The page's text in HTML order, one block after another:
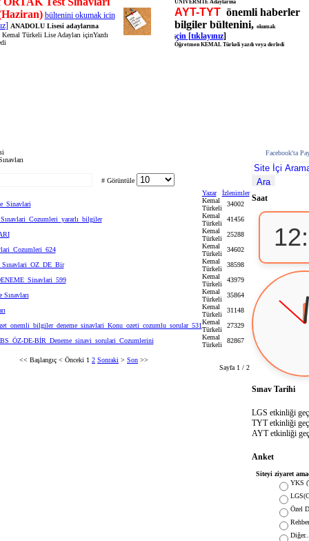
bültenini okumak icin
] ANADOLU Lisesi adaylarına
Kemal Türkeli Lise Adayları içinYazdı
ÜNİVERSİTE Adaylarına
AYT-TYT önemli haberler
bilgiler bültenini, okumak
için [tıklayınız]
Öğretmen KEMAL Türkeli yazdı veya derledi
# Görüntüle
Yazar
İzlenimler
Kemal
Türkeli
34002
Kemal
Türkeli
41456
Kemal
Türkeli
25288
Kemal
Türkeli
34602
Kemal
Türkeli
38598
Kemal
Türkeli
43979
Sınavları
Kemal
Türkeli
35864
Kemal
Türkeli
31148
Kemal
Türkeli
27329
DE-BİR_Deneme_sinavi_sorulari_Cozumlerini
Kemal
Türkeli
82867
<< Başlangıç < Önceki 1 2 Sonraki > Son >>
Sayfa 1 / 2
Facebook'ta
Saat
Sınav Tarihi
LGS etkinliği
TYT etkinliği
AYT etkinliği
Anket
Siteyi ziyaret
YKS
Özel